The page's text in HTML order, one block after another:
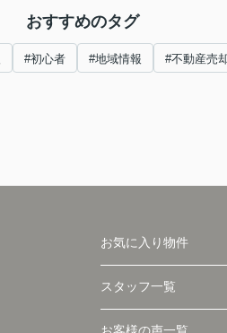
おすすめのタグ
#初心者 #地域情報 #不動産売
お気に入り物件
スタッフ一覧